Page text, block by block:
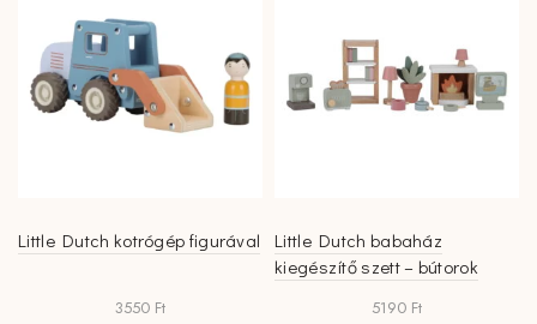
Little Dutch kotrógép figurával
3550 Ft
Little Dutch babaház
kiegészítő szett – bútorok
5190 Ft